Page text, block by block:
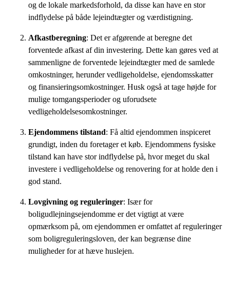
og de lokale markedsforhold, da disse kan have en stor
indflydelse på både lejeindtægter og værdistigning.
Afkastberegning: Det er afgørende at beregne det
forventede afkast af din investering. Dette kan gøres ved at
sammenligne de forventede lejeindtægter med de samlede
omkostninger, herunder vedligeholdelse, ejendomsskatter
og finansieringsomkostninger. Husk også at tage højde for
mulige tomgangsperioder og uforudsete
vedligeholdelsesomkostninger.
Ejendommens tilstand: Få altid ejendommen inspiceret
grundigt, inden du foretager et køb. Ejendommens fysiske
tilstand kan have stor indflydelse på, hvor meget du skal
investere i vedligeholdelse og renovering for at holde den i
god stand.
Lovgivning og reguleringer: Især for
boligudlejningsejendomme er det vigtigt at være
opmærksom på, om ejendommen er omfattet af reguleringer
som boligreguleringsloven, der kan begrænse dine
muligheder for at hæve huslejen.